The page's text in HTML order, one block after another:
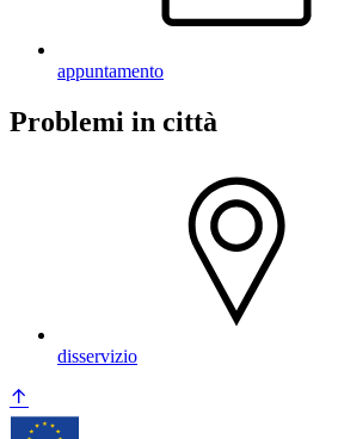
appuntamento
Problemi in città
disservizio